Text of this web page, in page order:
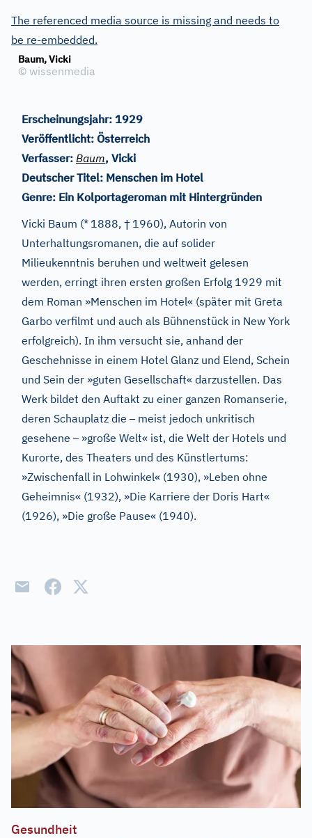
The referenced media source is missing and needs to
be re-embedded.
Baum, Vicki
© wissenmedia
Erscheinungsjahr: 1929
Veröffentlicht: Österreich
Verfasser: Baum, Vicki
Deutscher Titel: Menschen im Hotel
Genre: Ein Kolportageroman mit Hintergründen
Vicki Baum (* 1888, † 1960), Autorin von
Unterhaltungsromanen, die auf solider
Milieukenntnis beruhen und weltweit gelesen
werden, erringt ihren ersten großen Erfolg 1929 mit
dem Roman »Menschen im Hotel« (später mit Greta
Garbo verfilmt und auch als Bühnenstück in New York
erfolgreich). In ihm versucht sie, anhand der
Geschehnisse in einem Hotel Glanz und Elend, Schein
und Sein der »guten Gesellschaft« darzustellen. Das
Werk bildet den Auftakt zu einer ganzen Romanserie,
deren Schauplatz die–meist jedoch unkritisch
gesehene–»große Welt« ist, die Welt der Hotels und
Kurorte, des Theaters und des Künstlertums:
»Zwischenfall in Lohwinkel« (1930), »Leben ohne
Geheimnis« (1932), »Die Karriere der Doris Hart«
(1926), »Die große Pause« (1940).
Gesundheit